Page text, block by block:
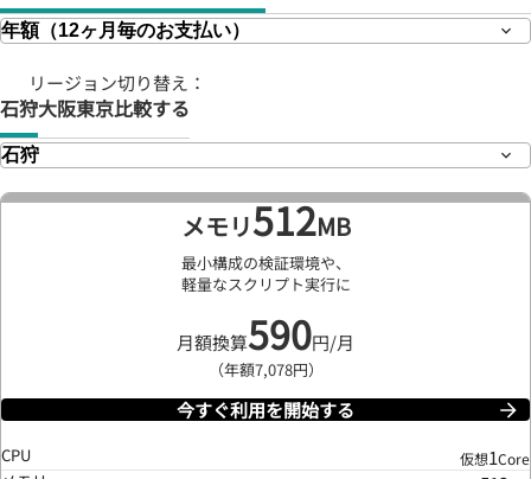
リージョン切り替え：
石狩大阪東京比較する
メモリ512MB
最小構成の検証環境や、
軽量なスクリプト実行に
月額換算590円/月
（年額7,078円）
今すぐ利用を開始する
CPU 仮想1Core